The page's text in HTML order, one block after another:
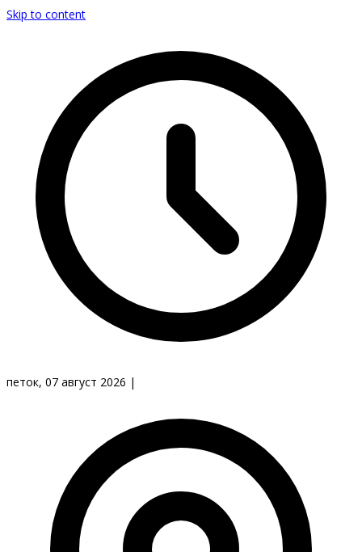
Skip to content
петок, 07 август 2026 |